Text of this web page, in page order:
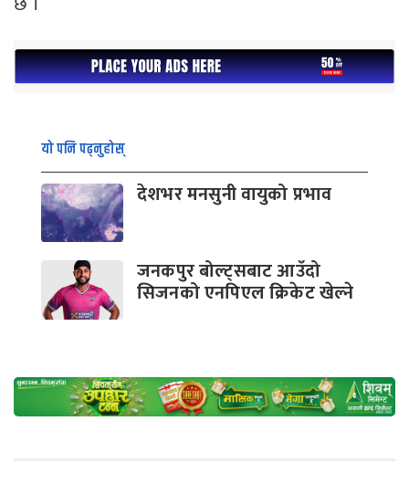
यो पनि पढ्नुहोस्
देशभर मनसुनी वायुको प्रभाव
जनकपुर बोल्ट्सबाट आउँदो
सिजनको एनपिएल क्रिकेट खेल्ने